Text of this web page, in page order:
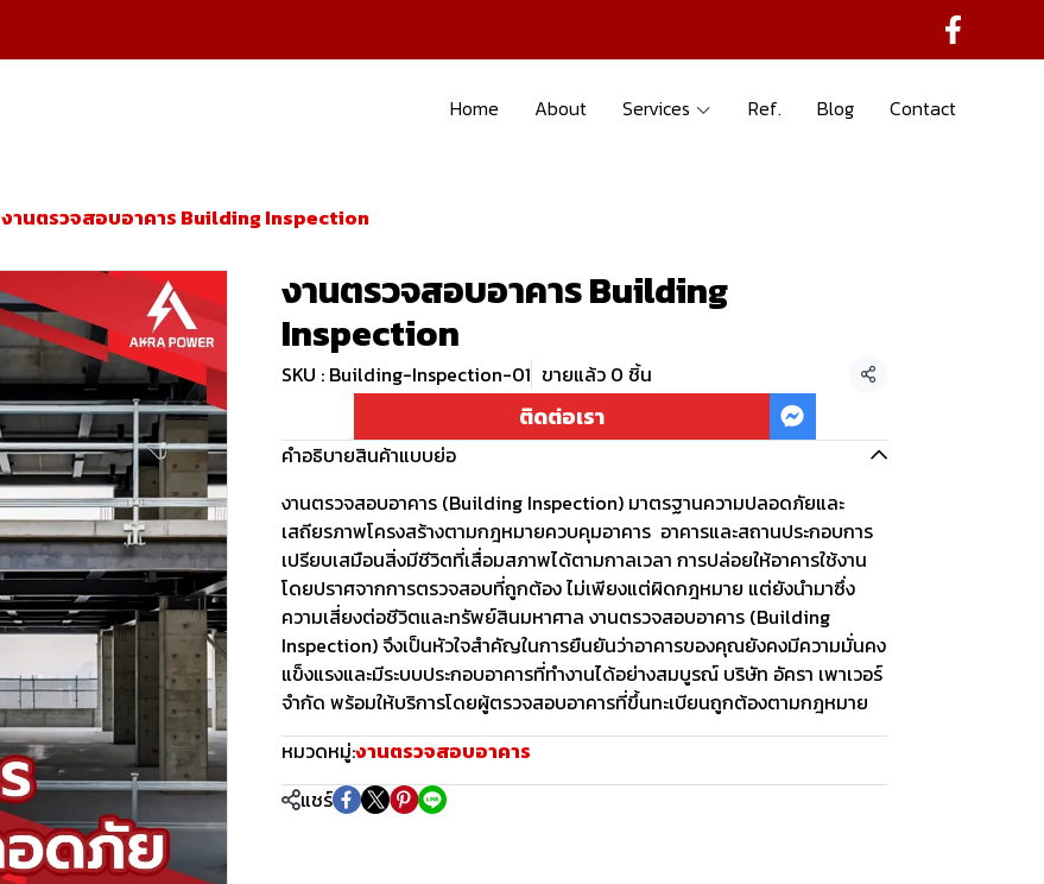
Home About Services Ref. Blog Contact
งานตรวจสอบอาคาร Building Inspection
งานตรวจสอบอาคาร Building
Inspection
SKU : Building-Inspection-01 ขายแล้ว 0 ชิ้น
แชร์
ติดต่อเรา
คำอธิบายสินค้าแบบย่อ
งานตรวจสอบอาคาร (Building Inspection) มาตรฐานความปลอดภัยและ
เสถียรภาพโครงสร้างตามกฎหมายควบคุมอาคาร อาคารและสถานประกอบการ
เปรียบเสมือนสิ่งมีชีวิตที่เสื่อมสภาพได้ตามกาลเวลา การปล่อยให้อาคารใช้งาน
โดยปราศจากการตรวจสอบที่ถูกต้อง ไม่เพียงแต่ผิดกฎหมาย แต่ยังนำมาซึ่ง
ความเสี่ยงต่อชีวิตและทรัพย์สินมหาศาล งานตรวจสอบอาคาร (Building
Inspection) จึงเป็นหัวใจสำคัญในการยืนยันว่าอาคารของคุณยังคงมีความมั่นคง
แข็งแรงและมีระบบประกอบอาคารที่ทำงานได้อย่างสมบูรณ์ บริษัท อัครา เพาเวอร์
จำกัด พร้อมให้บริการโดยผู้ตรวจสอบอาคารที่ขึ้นทะเบียนถูกต้องตามกฎหมาย
หมวดหมู่:งานตรวจสอบอาคาร
แชร์